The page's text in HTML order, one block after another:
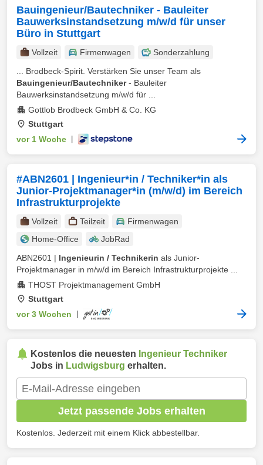
Bauingenieur/Bautechniker - Bauleiter
Bauwerksinstandsetzung m/w/d für unser
Büro in Stuttgart
Vollzeit Firmenwagen
Sonderzahlung
... Brodbeck-Spirit. Verstärken Sie unser Team als
Bauingenieur/Bautechniker- Bauleiter
Bauwerksinstandsetzung m/w/d für ...
Gottlob Brodbeck GmbH & Co. KG
Stuttgart
vor 1 Woche
#ABN2601 | Ingenieur*in / Techniker*in als
Junior-Projektmanager*in (m/w/d) im Bereich
Infrastrukturprojekte
Vollzeit Teilzeit
Firmenwagen
Home-Office
JobRad
ABN2601 | Ingenieurin / Technikerin als Junior-
Projektmanager in m/w/d im Bereich Infrastrukturprojekte ...
THOST Projektmanagement GmbH
Stuttgart
vor 3 Wochen
Kostenlos die neuesten Ingenieur Techniker
Jobs in Ludwigsburg erhalten.
Jetzt passende Jobs erhalten
Kostenlos. Jederzeit mit einem Klick abbestellbar.